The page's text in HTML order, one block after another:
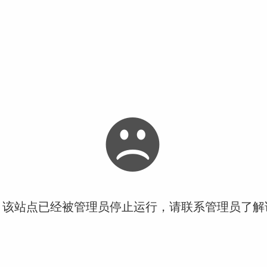
站点已经被管理员停止运行，请联系管理员了